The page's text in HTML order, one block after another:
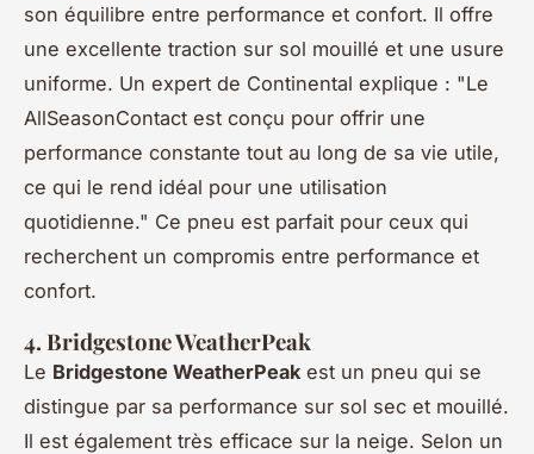
son équilibre entre performance et confort. Il offre
une excellente traction sur sol mouillé et une usure
uniforme. Un expert de Continental explique : "Le
AllSeasonContact est conçu pour offrir une
performance constante tout au long de sa vie utile,
ce qui le rend idéal pour une utilisation
quotidienne." Ce pneu est parfait pour ceux qui
recherchent un compromis entre performance et
confort.
4. Bridgestone WeatherPeak
Le Bridgestone WeatherPeak est un pneu qui se
distingue par sa performance sur sol sec et mouillé.
Il est également très efficace sur la neige. Selon un